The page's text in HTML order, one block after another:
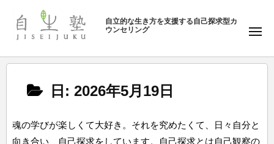
ン
自
塾
自立的な生き方を支援する自己探求型カ
ウンセリング
メ
ュ
ー
日: 2026年5月19日
魂の学びが楽しくて大好き。それを究めたくて、日々自分と
向き合い、自己探求をしています。自己探求とは自己観察の